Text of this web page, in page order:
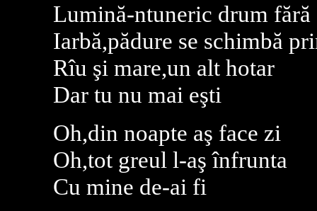
Lumină-ntuneric drum
Iarbă,pădure se schimbă
Rîu şi mare,un alt hotar
Dar tu nu mai eşti
Oh,din noapte aş face zi
Oh,tot greul l-aş înfrunta
Cu mine de-ai fi